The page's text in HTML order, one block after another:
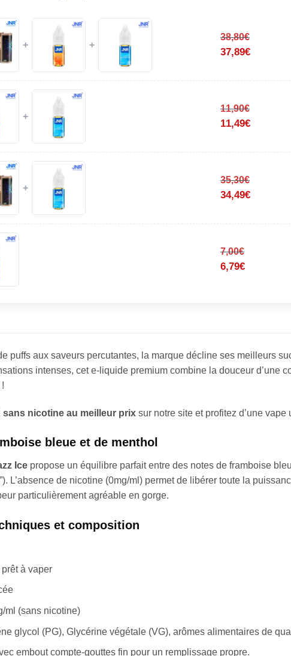
+ +
38,80€
37,89€
+
11,90€
11,49€
+
35,30€
34,49€
7,00€
6,79€
puffs aux saveurs percutantes, la marque décline ses meilleurs
intenses, cet e-liquide premium combine la douceur d’une
sans nicotine au meilleur prix sur notre site et profitez d’une
bleue et de menthol
Ice propose un équilibre parfait entre des notes de framboise
L’absence de nicotine (0mg/ml) permet de libérer toute la
particulièrement agréable en gorge.
et composition
à vaper
ml (sans nicotine)
glycol (PG), Glycérine végétale (VG), arômes alimentaires de
embout compte-gouttes fin pour un remplissage propre.